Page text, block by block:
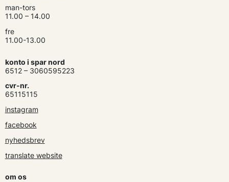
man-tors
11.00 – 14.00
fre
11.00-13.00
konto i spar nord
6512 – 3060595223
cvr-nr.
65115115
instagram
facebook
nyhedsbrev
translate website
om os